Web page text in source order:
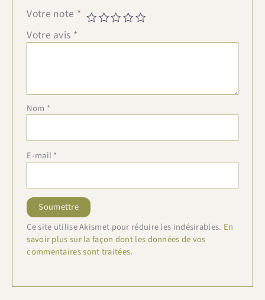
Votre note *
Votre avis *
Nom *
E-mail *
Ce site utilise Akismet pour réduire les indésirables. En
savoir plus sur la façon dont les données de vos
commentaires sont traitées.